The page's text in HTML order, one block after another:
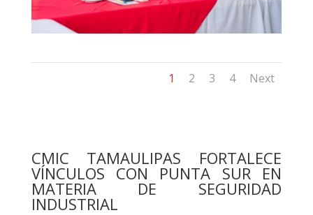
1 2 3 4 Next
CMIC TAMAULIPAS FORTALECE
VÍNCULOS CON PUNTA SUR EN
MATERIA DE SEGURIDAD
INDUSTRIAL